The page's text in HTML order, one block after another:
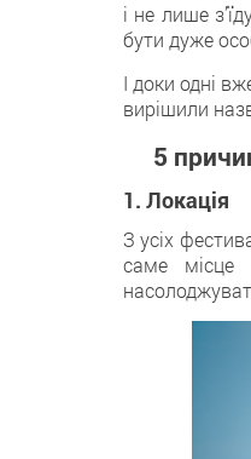
і не лише
бути дуже
І доки одні
вирішили
5
1. Локація
З усіх
саме місце